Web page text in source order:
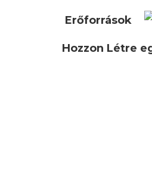
Erőforrások
Hozzon Létre